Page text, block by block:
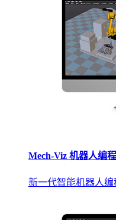
Mech-Viz 机器人编
新一代智能机器人编